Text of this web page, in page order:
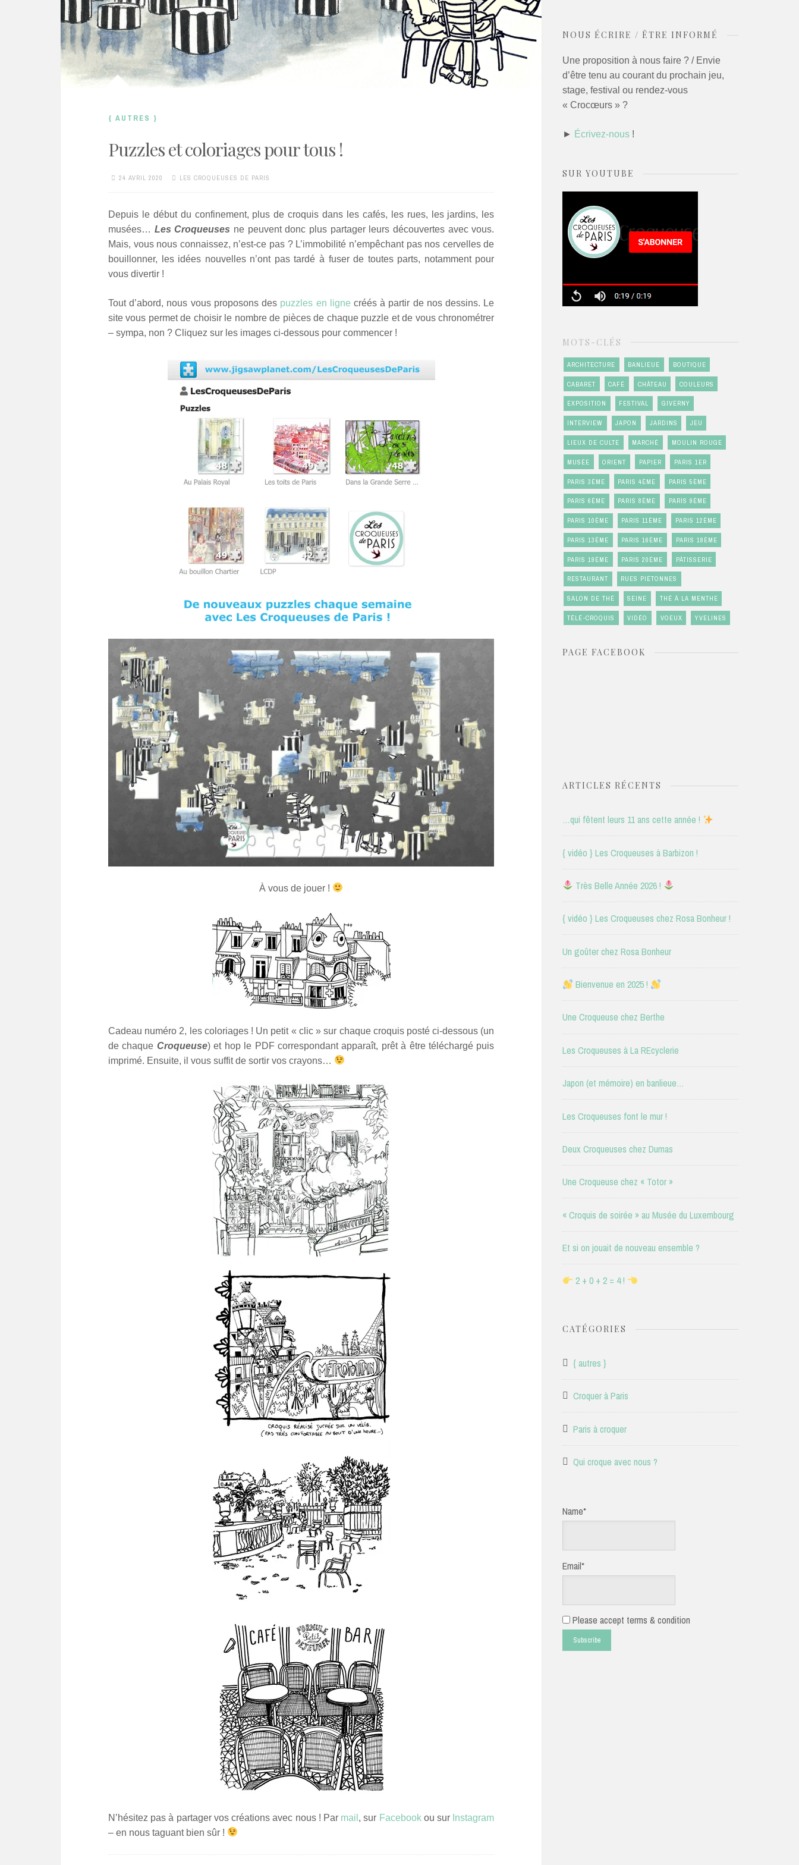
{ AUTRES }
Puzzles et coloriages pour tous !
24 AVRIL 2020 LES CROQUEUSES DE PARIS
Depuis le début du confinement, plus de croquis dans les cafés, les rues, les jardins, les
musées… Les Croqueuses ne peuvent donc plus partager leurs découvertes avec vous.
Mais, vous nous connaissez, n’est-ce pas ? L’immobilité n’empêchant pas nos cervelles de
bouillonner, les idées nouvelles n’ont pas tardé à fuser de toutes parts, notamment pour
vous divertir !
Tout d’abord, nous vous proposons des puzzles en ligne créés à partir de nos dessins. Le
site vous permet de choisir le nombre de pièces de chaque puzzle et de vous chronométrer
– sympa, non ? Cliquez sur les images ci-dessous pour commencer !
À vous de jouer !
Cadeau numéro 2, les coloriages ! Un petit « clic » sur chaque croquis posté ci-dessous (un
de chaque Croqueuse) et hop le PDF correspondant apparaît, prêt à être téléchargé puis
imprimé. Ensuite, il vous suffit de sortir vos crayons…
N’hésitez pas à partager vos créations avec nous ! Par mail , sur Facebookou sur Instagram
– en nous taguant bien sûr !
NOUS ÉCRIRE / ÊTRE INFORMÉ
Une proposition à nous faire ? / Envie
d’être tenu au courant du prochain jeu,
stage, festival ou rendez-vous
« Crocœurs » ?
► Écrivez-nous!
SUR YOUTUBE
MOTS-CLÉS
ARCHITECTURE BANLIEUE BOUTIQUE
CABARET CAFÉ CHÂTEAU COULEURS
EXPOSITION FESTIVAL GIVERNY
INTERVIEW JAPON JARDINS JEU
LIEUX DE CULTE MARCHÉ MOULIN ROUGE
MUSÉE ORIENT PAPIER PARIS 1ER
PARIS 3ÈME PARIS 4ÈME PARIS 5ÈME
PARIS 6ÈME PARIS 8ÈME PARIS 9ÈME
PARIS 10ÈME PARIS 11ÈME PARIS 12ÈME
PARIS 13ÈME PARIS 16ÈME PARIS 18ÈME
PARIS 19ÈME PARIS 20ÈME PÂTISSERIE
RESTAURANT RUES PIÉTONNES
SALON DE THÉ SEINE THÉ À LA MENTHE
TÉLÉ-CROQUIS VIDÉO VOEUX YVELINES
PAGE FACEBOOK
ARTICLES RÉCENTS
…qui fêtent leurs 11 ans cette année !
{ vidéo } Les Croqueuses à Barbizon !
Très Belle Année 2026 !
{ vidéo } Les Croqueuses chez Rosa Bonheur !
Un goûter chez Rosa Bonheur
Bienvenue en 2025 !
Une Croqueuse chez Berthe
Les Croqueuses à La REcyclerie
Japon (et mémoire) en banlieue…
Les Croqueuses font le mur !
Deux Croqueuses chez Dumas
Une Croqueuse chez « Totor »
« Croquis de soirée » au Musée du Luxembourg
Et si on jouait de nouveau ensemble ?
2 + 0 + 2 = 4 !
CATÉGORIES
{ autres }
Croquer à Paris
Paris à croquer
Qui croque avec nous ?
Name*
Email*
Please accept terms & condition